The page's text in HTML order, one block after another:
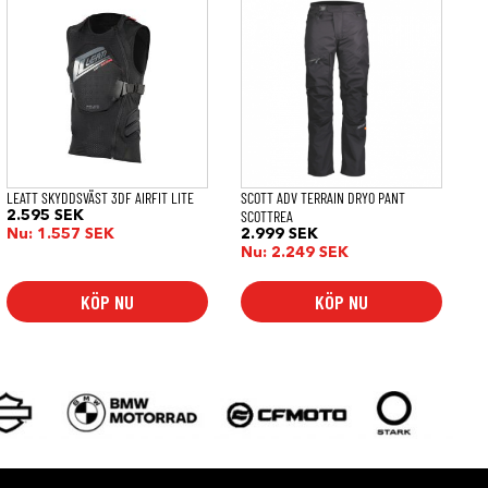
LEATT SKYDDSVÄST 3DF AIRFIT LITE
2.595SEK
Nu: 1.557SEK
KÖP NU
produkten
varianter.
alternativen
på
produktsidan
SCOTT ADV TERRAIN DRYO PANT
SCOTTREA
2.999SEK
Nu: 2.249SEK
KÖP NU
produkten
varianter.
alternativen
på
produktsidan